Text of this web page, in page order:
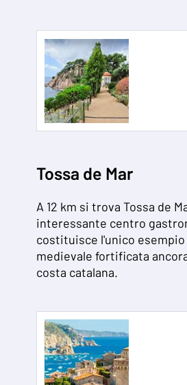
Tossa de Mar
A 12 km si trova Tossa de
interessante centro
costituisce l'unico
medievale fortificata
costa catalana.